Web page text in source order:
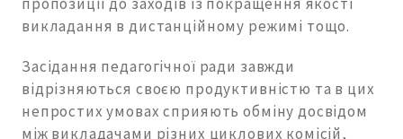
викладання в дистанційному режимі тощо.
Засідання педагогічної ради завжди
відрізняються своєю продуктивністю та в цих
непростих умовах сприяють обміну досвідом
між викладачами різних циклових комісій,